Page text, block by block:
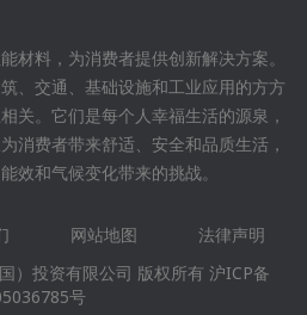
材料，为消费者提供创新解决方案。
、交通、基础设施和工业应用的方方
关。它们是每个人幸福生活的源泉，
消费者带来舒适、安全和品质生活，
效和气候变化带来的挑战。
网站地图
法律声明
）投资有限公司 版权所有 沪ICP备
号